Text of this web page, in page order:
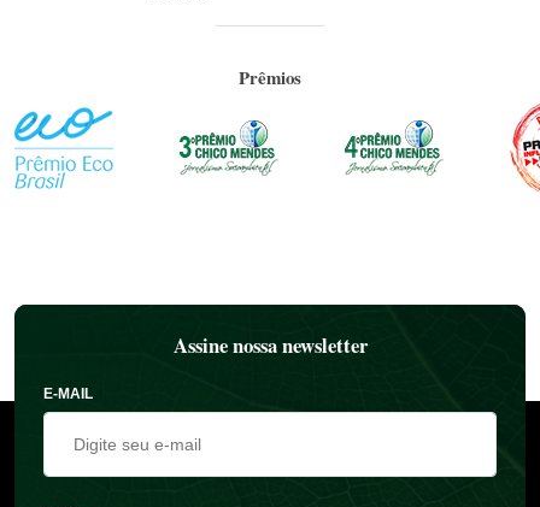
Prêmios
Assine nossa newsletter
E-MAIL